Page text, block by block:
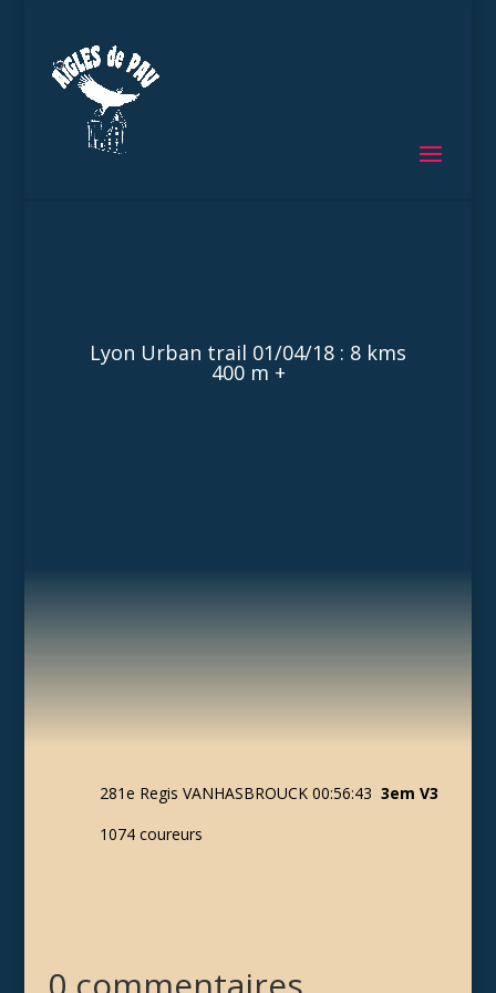
Lyon Urban trail 01/04/18 : 8 kms
400 m +
281e Regis VANHASBROUCK 00:56:433em V3
1074 coureurs